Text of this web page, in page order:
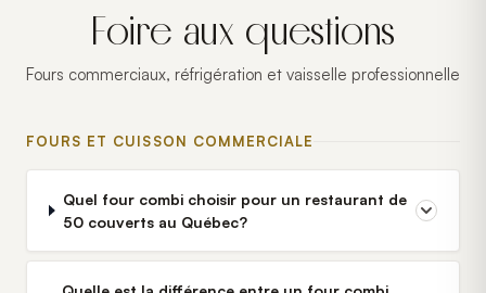
Foire aux questions
Fours commerciaux, réfrigération et vaisselle professionnelle
FOURS ET CUISSON COMMERCIALE
Quel four combi choisir pour un restaurant de
50 couverts au Québec?